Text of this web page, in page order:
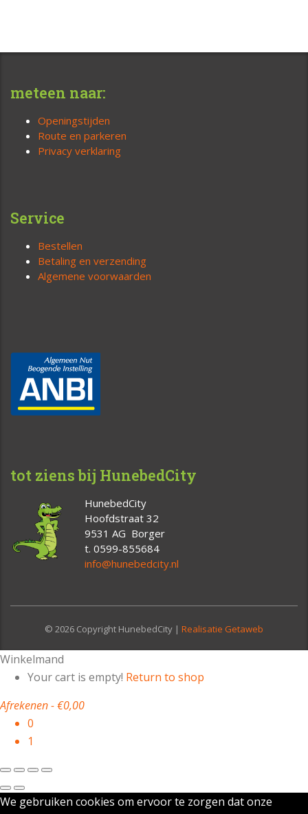
meteen naar:
Openingstijden
Route en parkeren
Privacy verklaring
Service
Bestellen
Betaling en verzending
Algemene voorwaarden
tot ziens bij HunebedCity
HunebedCity
Hoofdstraat 32
9531 AG Borger
t. 0599-855684
info@hunebedcity.nl
© 2026 Copyright HunebedCity | Realisatie Getaweb
Winkelmand
Your cart is empty! Return to shop
Afrekenen-€0,00
0
1
We gebruiken cookies om ervoor te zorgen dat onze